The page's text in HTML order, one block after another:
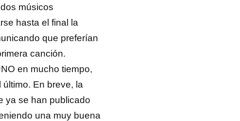
músicos
hasta el final la
que preferían
canción.
en mucho tiempo,
En breve, la
ya se han publicado
una muy buena